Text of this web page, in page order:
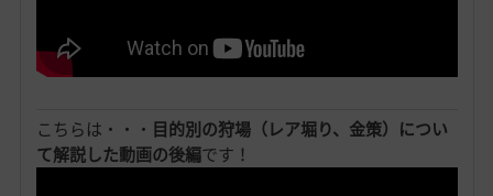
こちらは・・・ 目的別の狩場（レア堀り、金策）につい
て解説した動画の後編です！